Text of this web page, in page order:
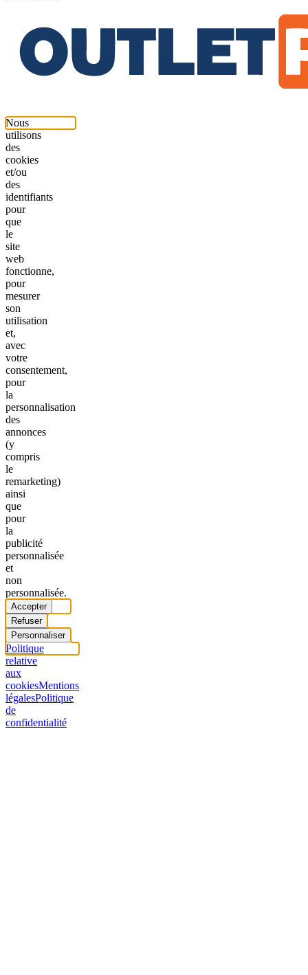
Nous
utilisons
des
cookies
et/ou
des
identifiants
pour
que
le
site
web
fonctionne,
pour
mesurer
son
utilisation
et,
avec
votre
consentement,
pour
la
personnalisation
des
annonces
(y
compris
le
remarketing)
ainsi
que
pour
la
publicité
personnalisée
et
non
personnalisée.
Accepter
Refuser
Personnaliser
Politique
relative
aux
cookiesMentions
légalesPolitique
de
confidentialité